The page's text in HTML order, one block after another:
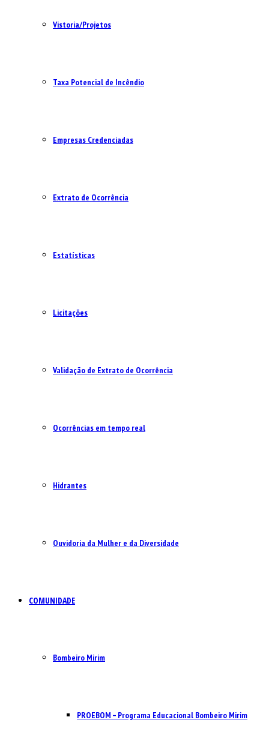
Vistoria/Projetos
Taxa Potencial de Incêndio
Empresas Credenciadas
Extrato de Ocorrência
Estatísticas
Licitações
Validação de Extrato de Ocorrência
Ocorrências em tempo real
Hidrantes
Ouvidoria da Mulher e da Diversidade
COMUNIDADE
Bombeiro Mirim
PROEBOM – Programa Educacional Bombeiro Mirim